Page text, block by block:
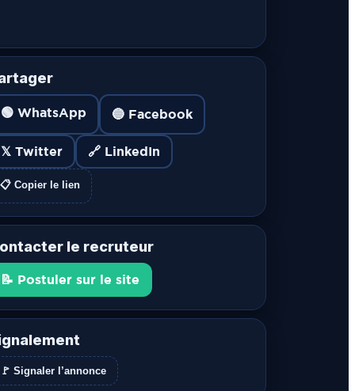
🟢 WhatsApp 🔵 Facebook
𝕏 Twitter 🔗 LinkedIn
📋 Copier le lien
le recruteur
📝 Postuler sur le site
🚩 Signaler l’annonce